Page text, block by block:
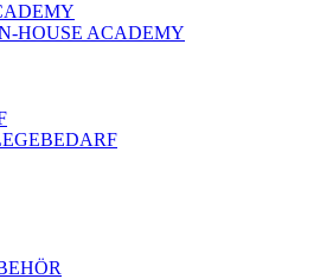
HOUSE ACADEMY